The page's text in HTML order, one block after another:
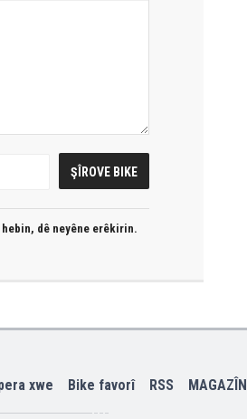
dê neyêne erêkirin.
xwe Bike favorî RSS MAGAZÎN